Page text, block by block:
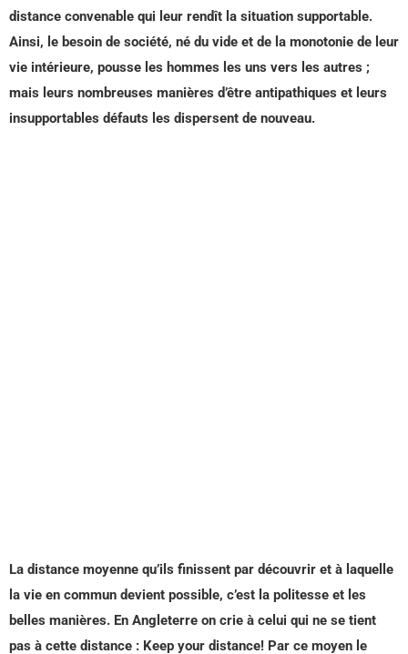
distance convenable qui leur rendît la situation supportable.
Ainsi, le besoin de société, né du vide et de la monotonie de leur
vie intérieure, pousse les hommes les uns vers les autres ;
mais leurs nombreuses manières d’être antipathiques et leurs
insupportables défauts les dispersent de nouveau.
La distance moyenne qu’ils finissent par découvrir et à laquelle
la vie en commun devient possible, c’est la politesse et les
belles manières. En Angleterre on crie à celui qui ne se tient
pas à cette distance : Keep your distance! Par ce moyen le